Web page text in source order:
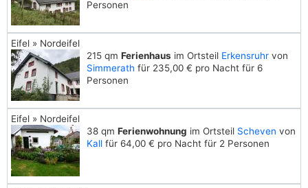
Personen
Eifel » Nordeifel
215 qm Ferienhaus im Ortsteil Erkensruhr von
Simmerath für 235,00 € pro Nacht für 6
Personen
Eifel » Nordeifel
38 qm Ferienwohnung im Ortsteil Scheven von
Kall für 64,00 € pro Nacht für 2 Personen